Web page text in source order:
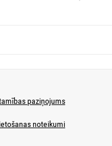
paziņojums
noteikumi